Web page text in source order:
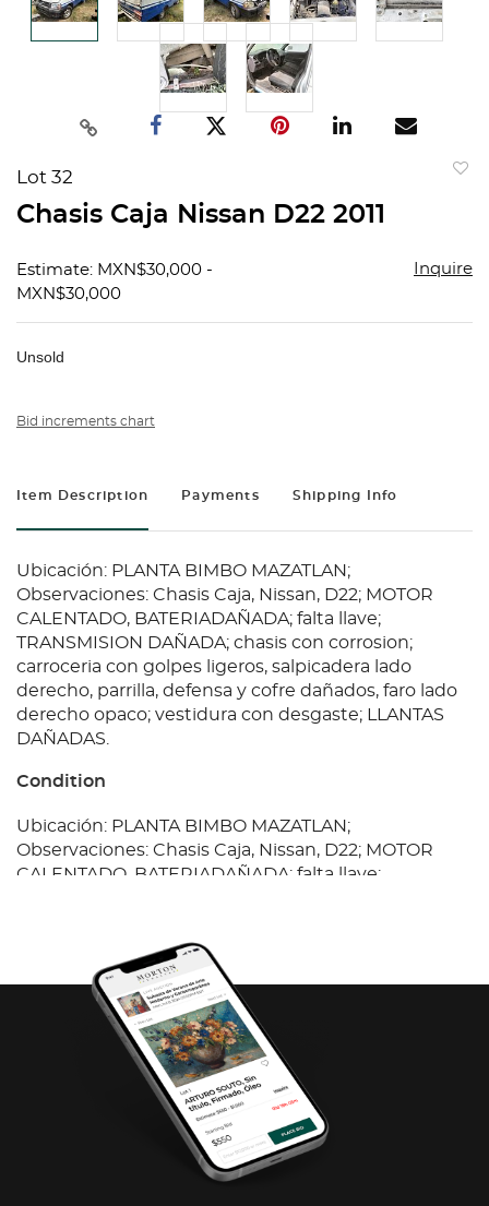
Lot 32
Chasis Caja Nissan D22 2011
Estimate: MXN$30,000 -
MXN$30,000
Inquire
Unsold
Bid increments chart
Item Description Payments Shipping Info
Ubicación: PLANTA BIMBO MAZATLAN;
Observaciones: Chasis Caja, Nissan, D22; MOTOR
CALENTADO, BATERIADAÑADA; falta llave;
TRANSMISION DAÑADA; chasis con corrosion;
carroceria con golpes ligeros, salpicadera lado
derecho, parrilla, defensa y cofre dañados, faro lado
derecho opaco; vestidura con desgaste; LLANTAS
DAÑADAS.
Condition
Ubicación: PLANTA BIMBO MAZATLAN;
Observaciones: Chasis Caja, Nissan, D22; MOTOR
CALENTADO, BATERIADAÑADA; falta llave;
derecho, parrilla, defensa y cofre dañados, faro lado
derecho opaco; vestidura con desgaste; LLANTAS
DAÑADAS.